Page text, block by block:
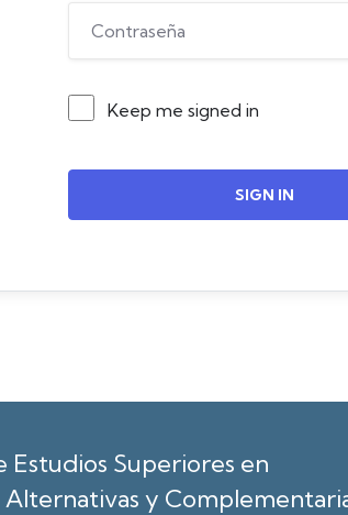
Keep me signed in
SIGN IN
Estudios Superiores en
Alternativas y